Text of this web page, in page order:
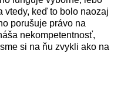
vtedy, keď to bolo naozaj
porušuje právo na
nekompetentnosť,
si na ňu zvykli ako na